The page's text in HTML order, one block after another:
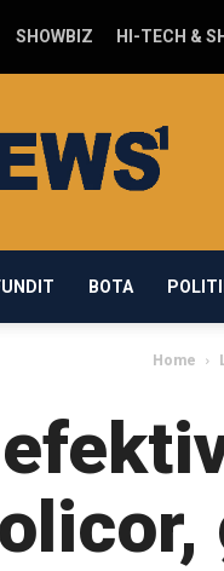
SHOWBIZ HI-TECH &
news1.com
BOTA
Home